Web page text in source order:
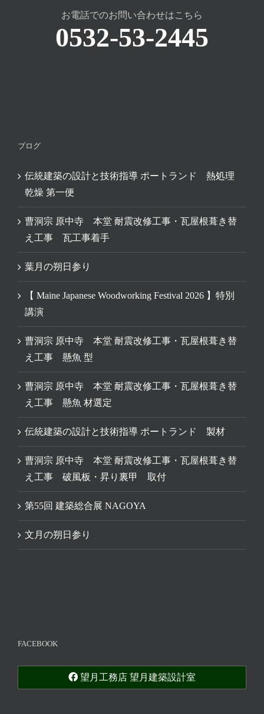
お電話でのお問い合わせはこちら
0532-53-2445
ブログ
伝統建築の設計と技術指導 ポートランド 熱処理
乾燥 第一便
曹洞宗 原中寺 本堂 耐震改修工事・瓦屋根葺き替
え工事 瓦工事着手
葉月の朔日参り
【 Maine Japanese Woodworking Festival 2026 】特別
講演
曹洞宗 原中寺 本堂 耐震改修工事・瓦屋根葺き替
え工事 懸魚 型
曹洞宗 原中寺 本堂 耐震改修工事・瓦屋根葺き替
え工事 懸魚 材選定
伝統建築の設計と技術指導 ポートランド 製材
曹洞宗 原中寺 本堂 耐震改修工事・瓦屋根葺き替
え工事 破風板・昇り裏甲 取付
第55回 建築総合展 NAGOYA
文月の朔日参り
FACEBOOK
望月工務店 望月建築設計室